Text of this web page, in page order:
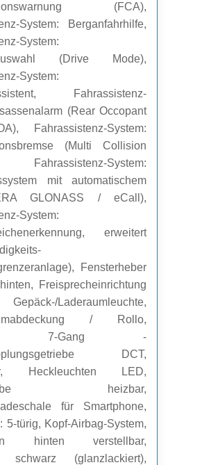
(FCA),
System: Berganfahrhilfe,
System:
(Drive Mode),
System:
Fahrassistenz-
(Rear Occopant
Fahrassistenz-System:
(Multi Collision
System:
mit automatischem
GLONASS / eCall),
System:
erweitert
Fensterheber
Freisprecheinrichtung
Gepäck-/Laderaumleuchte,
/ Rollo,
7-Gang -
DCT,
Heckleuchten LED,
heizbar,
für Smartphone,
5-türig, Kopf-Airbag-System,
hinten verstellbar,
schwarz (glanzlackiert),